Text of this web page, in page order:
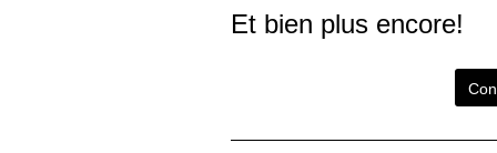
Et bien plus encore!